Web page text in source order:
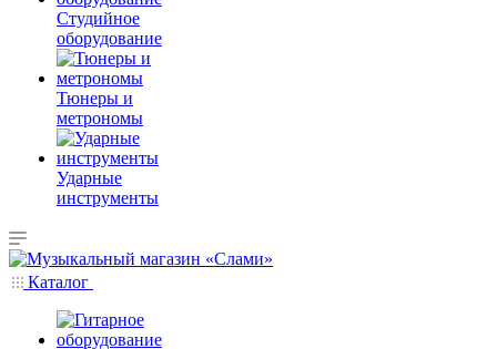
Студийное
оборудование
Тюнеры и
метрономы
Ударные
инструменты
Каталог